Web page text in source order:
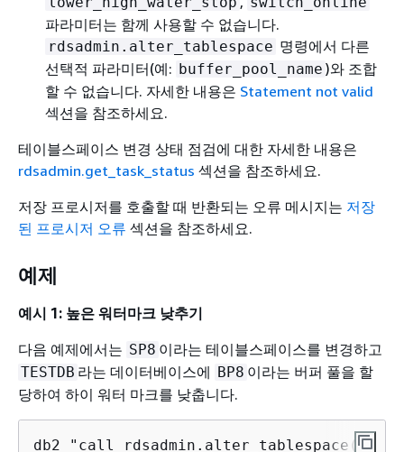
파라미터는 함께 사용할 수 없습니다.
rdsadmin.alter_tablespace 명령에서 다른
선택적 파라미터(예: buffer_pool_name )와 조합
할 수 없습니다. 자세한 내용은 Statement not valid
섹션을 참조하세요.
테이블스페이스 변경 상태 점검에 대한 자세한 내용은
rdsadmin.get_task_status 섹션을 참조하세요.
저장 프로시저를 호출할 때 반환되는 오류 메시지는 저장
된 프로시저 오류 섹션을 참조하세요.
예제
예시 1: 높은 워터마크 낮추기
다음 예제에서는 SP8 이라는 테이블스페이스를 변경하고
TESTDB 라는 데이터베이스에 BP8 이라는 버퍼 풀을 할
당하여 하이 워터 마크를 낮춥니다.
db2 "call rdsadmin.alter_tablespace(